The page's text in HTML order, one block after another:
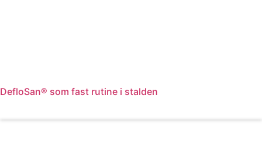
DefloSan® som fast rutine i stalden